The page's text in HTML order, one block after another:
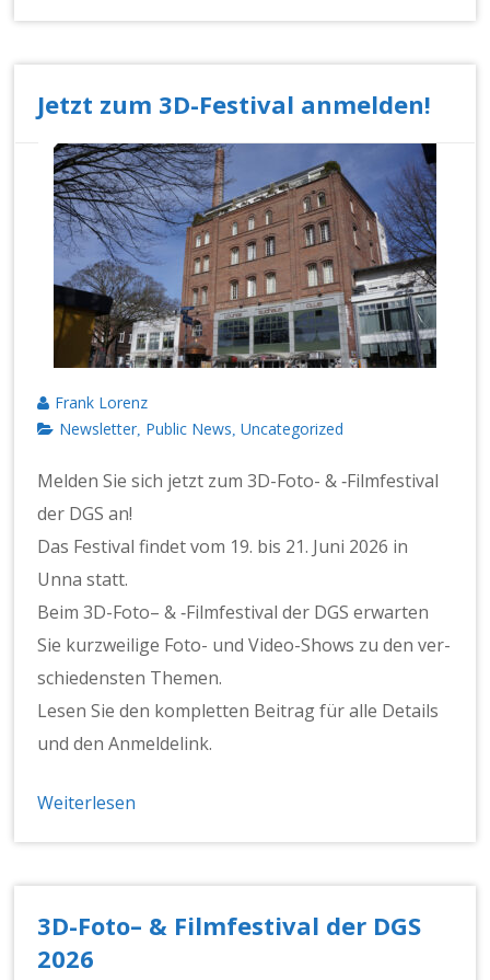
Jetzt zum 3D-Festival anmelden!
Frank Lorenz
Newsletter Public News ,Uncategorized
Melden Sie sich jet­zt zum 3D-Foto- & ‑Film­fes­ti­val
der DGS an!
Das Fes­ti­val find­et vom 19. bis 21. Juni 2026 in
Unna statt.
Beim 3D-Foto– & ‑Film­fes­ti­val der DGS erwarten
Sie kurzweilige Foto- und Video-Shows zu den ver­
schieden­sten The­men.
Lesen Sie den kom­plet­ten Beitrag für alle Details
und den Anmeldelink.
Weiterlesen
3D-Foto– & Filmfestival der DGS
2026